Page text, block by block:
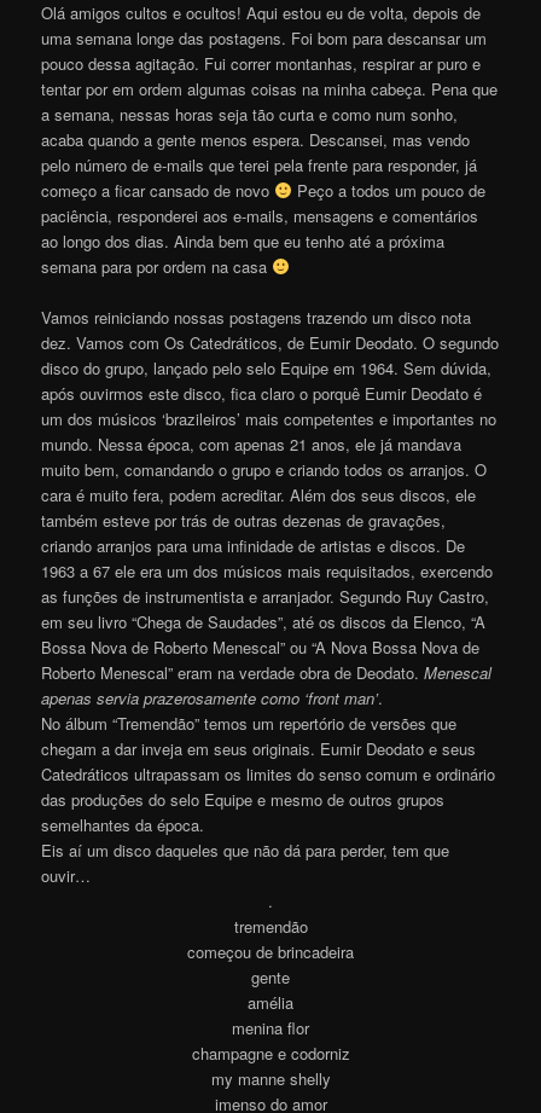
Olá amigos cultos e ocultos! Aqui estou eu de volta, depois de
uma semana longe das postagens. Foi bom para descansar um
pouco dessa agitação. Fui correr montanhas, respirar ar puro e
tentar por em ordem algumas coisas na minha cabeça. Pena que
a semana, nessas horas seja tão curta e como num sonho,
acaba quando a gente menos espera. Descansei, mas vendo
pelo número de e-mails que terei pela frente para responder, já
começo a ficar cansado de novo
Peço a todos um pouco de
paciência, responderei aos e-mails, mensagens e comentários
ao longo dos dias. Ainda bem que eu tenho até a próxima
semana para por ordem na casa
Vamos reiniciando nossas postagens trazendo um disco nota
dez. Vamos com Os Catedráticos, de Eumir Deodato. O segundo
disco do grupo, lançado pelo selo Equipe em 1964. Sem dúvida,
após ouvirmos este disco, fica claro o porquê Eumir Deodato é
um dos músicos ‘brazileiros’ mais competentes e importantes no
mundo. Nessa época, com apenas 21 anos, ele já mandava
muito bem, comandando o grupo e criando todos os arranjos. O
cara é muito fera, podem acreditar. Além dos seus discos, ele
também esteve por trás de outras dezenas de gravações,
criando arranjos para uma infinidade de artistas e discos. De
1963 a 67 ele era um dos músicos mais requisitados, exercendo
as funções de instrumentista e arranjador. Segundo Ruy Castro,
em seu livro “Chega de Saudades”, até os discos da Elenco, “A
Bossa Nova de Roberto Menescal” ou “A Nova Bossa Nova de
Roberto Menescal” eram na verdade obra de Deodato.Menescal
apenas servia prazerosamente como ‘front man’.
No álbum “Tremendão” temos um repertório de versões que
chegam a dar inveja em seus originais. Eumir Deodato e seus
Catedráticos ultrapassam os limites do senso comum e ordinário
das produções do selo Equipe e mesmo de outros grupos
semelhantes da época.
Eis aí um disco daqueles que não dá para perder, tem que
ouvir…
.
tremendão
começou de brincadeira
gente
amélia
menina flor
champagne e codorniz
my manne shelly
imenso do amor